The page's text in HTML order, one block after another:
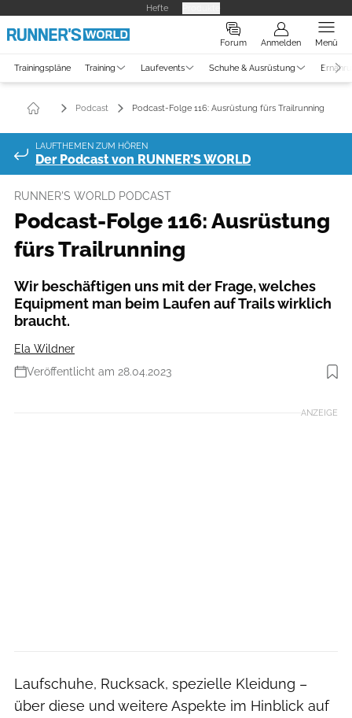
Hefte
Forum Anmelden Menü
Trainingspläne Training Laufevents Schuhe & Ausrüstung
Podcast Podcast-Folge 116: Ausrüstung fürs Trailrunning
LAUFTHEMEN ZUM HÖREN
Der Podcast von RUNNER’S WORLD
RUNNER'S WORLD PODCAST
Podcast-Folge 116: Ausrüstung
fürs Trailrunning
Wir beschäftigen uns mit der Frage, welches
Equipment man beim Laufen auf Trails wirklich
braucht. ​
Ela Wildner
Veröffentlicht am 28.04.2023
Foto: Henning Lenertz
ANZEIGE
Laufschuhe, Rucksack, spezielle Kleidung –
über diese und weitere Aspekte im Hinblick auf